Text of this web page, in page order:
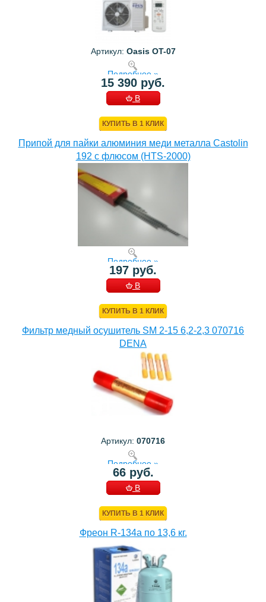
Артикул: Oasis OT-07
Подробнее »
15 390 руб.
В
КУПИТЬ В 1 КЛИК
Припой для пайки алюминия меди металла Castolin
192 с флюсом (HTS-2000)
Подробнее »
197 руб.
В
КУПИТЬ В 1 КЛИК
Фильтр медный осушитель SM 2-15 6,2-2,3 070716
DENA
Артикул: 070716
Подробнее »
66 руб.
В
КУПИТЬ В 1 КЛИК
Фреон R-134a по 13,6 кг.